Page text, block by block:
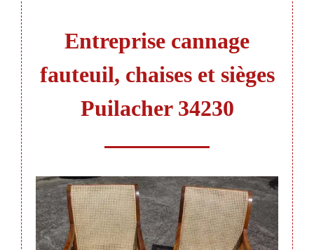
Entreprise cannage
fauteuil, chaises et sièges
Puilacher 34230